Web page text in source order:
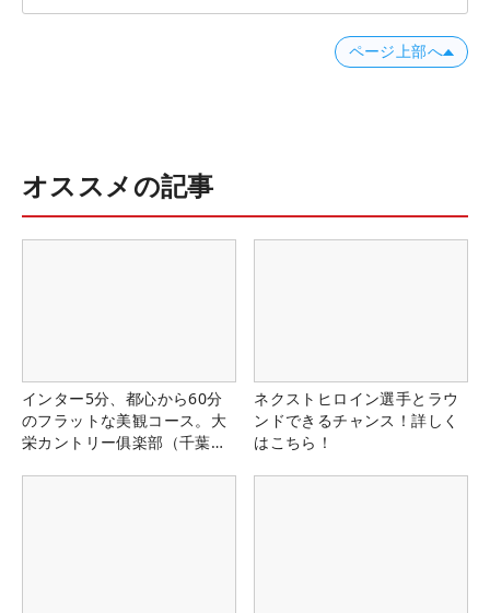
ページ上部へ
オススメの記事
インター5分、都心から60分
のフラットな美観コース。大
栄カントリー俱楽部（千葉
ネクストヒロイン選手とラウ
ンドできるチャンス！詳しく
はこちら！